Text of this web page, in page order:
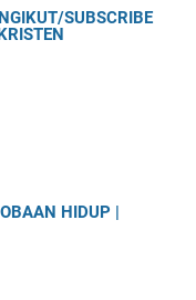
SUBSCRIBE
HIDUP |